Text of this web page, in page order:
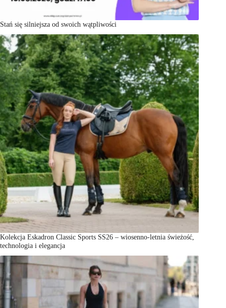
Stań się silniejsza od swoich wątpliwości
Kolekcja Eskadron Classic Sports SS26 – wiosenno-letnia świeżość,
technologia i elegancja